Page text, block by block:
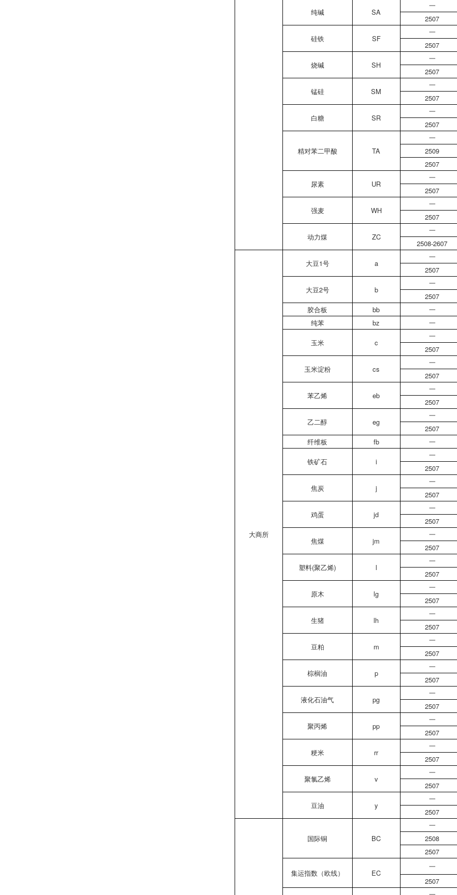
纯碱 SA
一
2507
硅铁 SF
一
2507
烧碱 SH
一
2507
锰硅 SM
一
2507
白糖 SR
一
2507
精对苯二甲酸 TA
一
2509
2507
尿素 UR
一
2507
强麦 WH
一
2507
动力煤 ZC
一
2508-2607
大商所
大豆1号 a
一
2507
大豆2号 b
一
2507
胶合板
bb 一
纯苯
bz 一
玉米 c
一
2507
玉米淀粉 cs
一
2507
苯乙烯 eb
一
2507
乙二醇 eg
一
2507
纤维板
fb 一
铁矿石 i
一
2507
焦炭 j
一
2507
鸡蛋 jd
一
2507
焦煤 jm
一
2507
塑料(聚乙烯) l
一
2507
原木 lg
一
2507
生猪 lh
一
2507
豆粕 m
一
2507
棕榈油 p
一
2507
液化石油气 pg
一
2507
聚丙烯 pp
一
2507
粳米 rr
一
2507
聚氯乙烯 v
一
2507
豆油 y
一
2507
国际铜 BC
一
2508
2507
集运指数（欧线） EC
一
2507